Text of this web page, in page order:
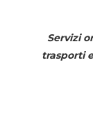
Servizi
trasporti